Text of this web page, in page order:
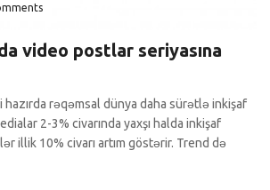
video postlar seriyasına
rəqəmsal dünya daha sürətlə inkişaf
2-3% civarında yaxşı halda inkişaf
illik 10% civarı artım göstərir. Trend də